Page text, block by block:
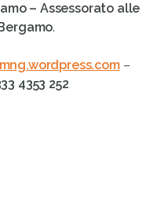
– Assessorato alle
.
–
4353 252